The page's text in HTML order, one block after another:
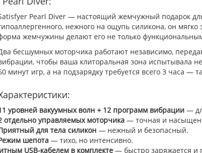
Pearl Diver — настоящий жемчужный подарок
нежного на ощупь силикона, он
жемчужины делают его не только
бесшумных моторчика работают независимо,
чтобы ваша клиторальная зона испытывала
минут игр, а на подзарядку требуется всего 3 часа —
уровней вакуумных волн + 12 программ вибрации —
отдельно управляемых моторчика — точная и
для тела силикон — нежный и безопасный.
шепота — тихо, но интенсивно.
USB-кабелем в комплекте — быстро заряжается и